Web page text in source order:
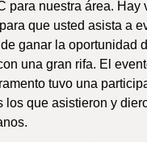
para nuestra área. Hay
que usted asista a
ganar la oportunidad
una gran rifa. El
tuvo una
los que asistieron y